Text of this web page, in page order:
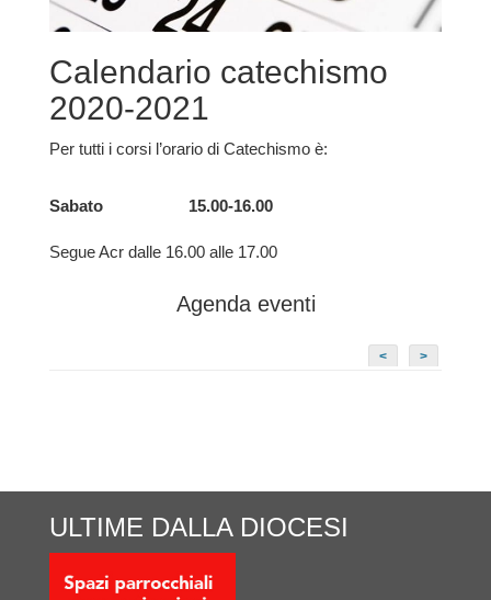
Calendario catechismo
2020-2021
Per tutti i corsi l’orario di Catechismo è:
Sabato 15.00-16.00
Segue Acr dalle 16.00 alle 17.00
Agenda eventi
< >
ULTIME DALLA DIOCESI